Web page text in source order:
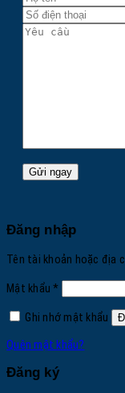
Đăng nhập
Tên tài khoản hoặc địa
Mật khẩu*Bắt
buộc
Ghi nhớ mật khẩu
Quên mật khẩu?
Đăng ký